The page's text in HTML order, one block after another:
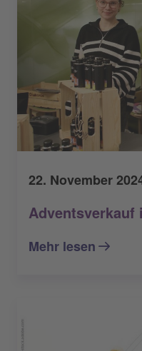
22. November
Adventsverkauf
Mehr lesen